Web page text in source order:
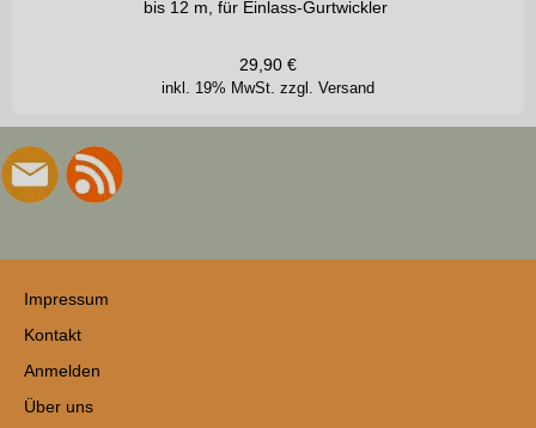
bis 12 m, für Einlass-Gurtwickler
inkl. 19% MwSt. zzgl. Versand
29,90 €
Impressum
Kontakt
Anmelden
Über uns